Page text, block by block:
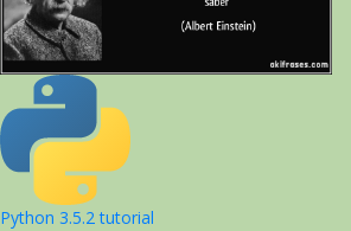
Python 3.5.2 tutorial